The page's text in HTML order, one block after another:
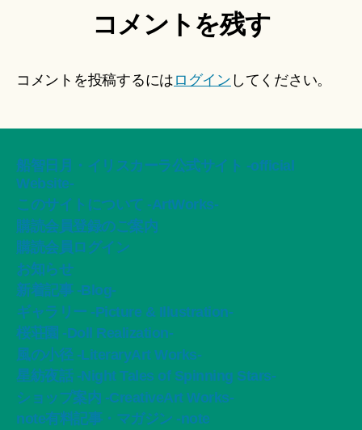
コメントを残す
コメントを投稿するには ログイン してください。
船智日月・イリスカーラ公式サイト -official
Website-
このサイトについて -ArtWorks-
購読会員登録のご案内
購読会員ログイン
お知らせ
新着記事 -Blog-
ギャラリー -Picture & Illustration-
桜荘園 -Doll Realization-
風の小径 -LiteraryArt Works-
星紡夜話 -Night Tales of Spinning Stars-
ショップ案内 -CreativeArt Works-
note有料記事・マガジン -note